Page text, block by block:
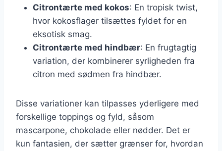
Citrontærte med kokos: En tropisk twist,
hvor kokosflager tilsættes fyldet for en
eksotisk smag.
Citrontærte med hindbær: En frugtagtig
variation, der kombinerer syrligheden fra
citron med sødmen fra hindbær.
Disse variationer kan tilpasses yderligere med
forskellige toppings og fyld, såsom
mascarpone, chokolade eller nødder. Det er
kun fantasien, der sætter grænser for, hvordan